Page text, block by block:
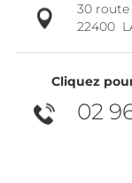
30 route
22400
Cliquez
02